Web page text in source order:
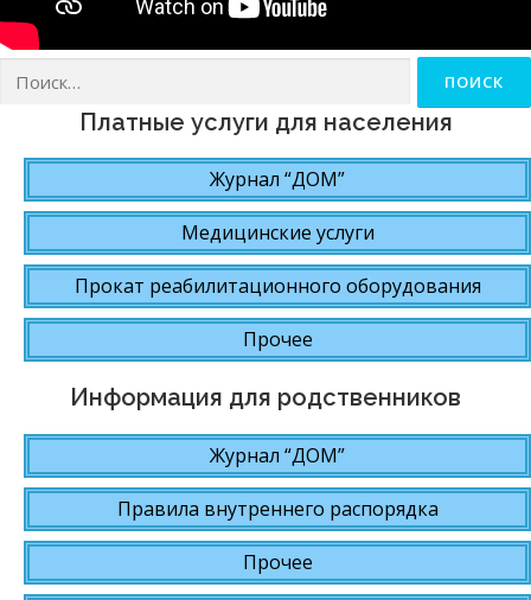
Платные услуги для населения
Журнал “ДОМ”
Медицинские услуги
Прокат реабилитационного оборудования
Прочее
Информация для родственников
Журнал “ДОМ”
Правила внутреннего распорядка
Прочее